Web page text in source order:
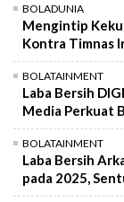
BOLADUNIA
Mengintip
Kontra Timnas
BOLATAINMENT
Laba Bersih
Media Perkuat
BOLATAINMENT
Laba Bersih
pada 2025,